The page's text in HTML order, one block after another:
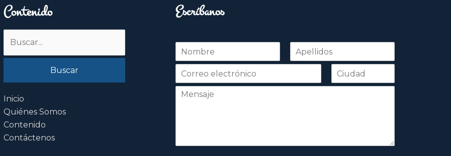
Contenido
Inicio
Quiénes Somos
Contenido
Contáctenos
Escríbanos
m
r
Nombre Apellidos